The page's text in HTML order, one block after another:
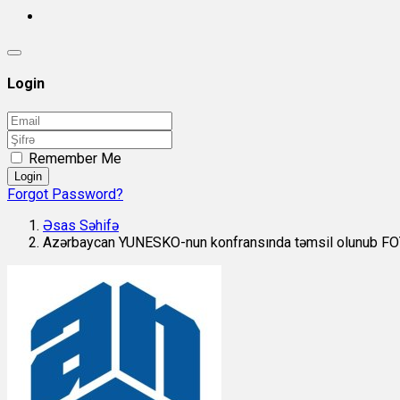
Login
Remember Me
Login
Forgot Password?
Əsas Səhifə
Azərbaycan YUNESKO-nun konfransında təmsil olunub